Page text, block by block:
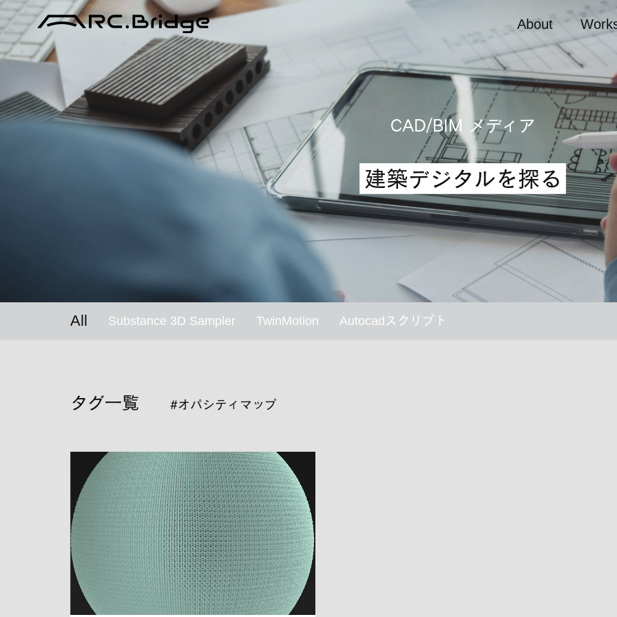
About
CAD/BIM メディア
建築デジタルを探る
All Substance 3D Sampler TwinMotion Autocadスクリプト
タグ一覧 #オパシティマップ